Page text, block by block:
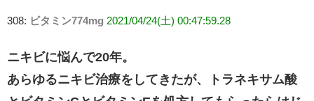
308: ビタミン774mg 2021/04/24(土) 00:47:59.28
ニキビに悩んで20年。
あらゆるニキビ治療をしてきたが、トラネキサム酸